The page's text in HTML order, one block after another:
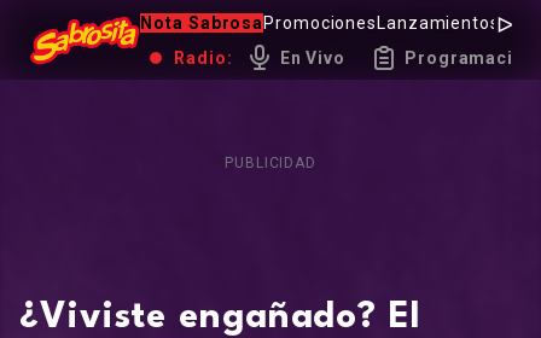
Nota Sabrosa Promociones LanzamientosHot
Radio:
En Vivo Programación
PUBLICIDAD
¿Viviste engañado? El